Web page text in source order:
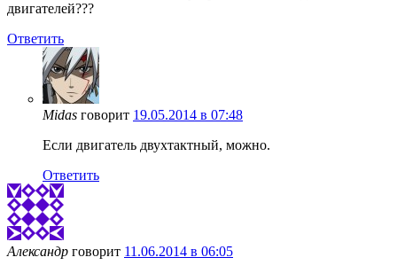
двигателей???
Ответить
Midas говорит 19.05.2014 в 07:48
Если двигатель двухтактный, можно.
Ответить
Александр говорит 11.06.2014 в 06:05